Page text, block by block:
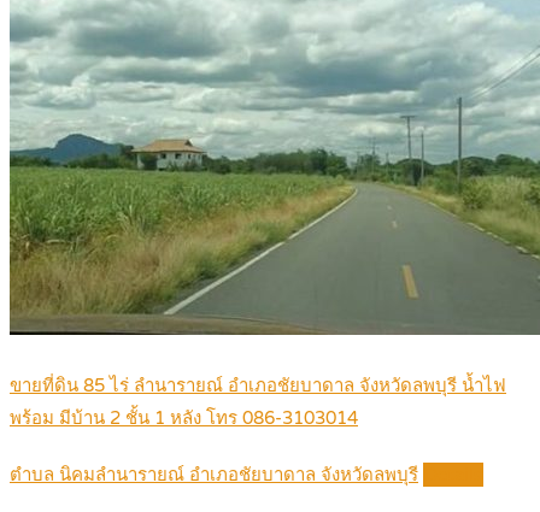
ขายที่ดิน 85 ไร่ ลำนารายณ์ อำเภอชัยบาดาล จังหวัดลพบุรี น้ำไฟ
พร้อม มีบ้าน 2 ชั้น 1 หลัง โทร 086-3103014
ตำบล นิคมลำนารายณ์ อำเภอชัยบาดาล จังหวัดลพบุรี